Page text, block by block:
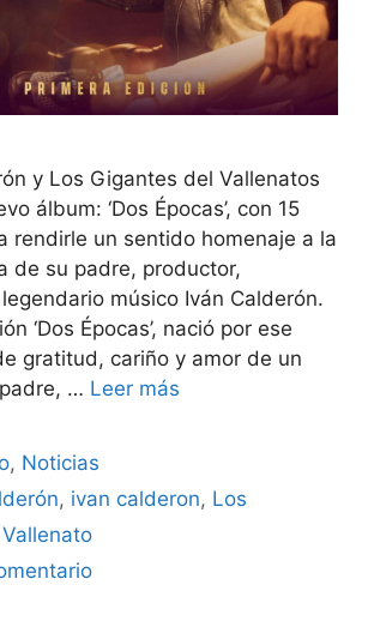
y Los Gigantes del Vallenatos
álbum: ‘Dos Épocas’, con 15
rendirle un sentido homenaje a la
de su padre, productor,
músico Iván Calderón.
‘Dos Épocas’, nació por ese
gratitud, cariño y amor de un
… Leer más
, Noticias
, ivan calderon, Los